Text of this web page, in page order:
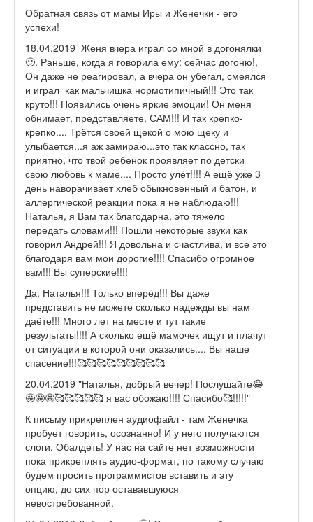
Обратная связь от мамы Иры и Женечки - его
успехи!
18.04.2019 Женя вчера играл со мной в догонялки
🙂. Раньше, когда я говорила ему: сейчас догоню!,
Он даже не реагировал, а вчера он убегал, смеялся
и играл как мальчишка нормотипичный!!! Это так
круто!!! Появились очень яркие эмоции! Он меня
обнимает, представляете, САМ!!! И так крепко-
крепко.... Трётся своей щекой о мою щеку и
улыбается...я аж замираю...это так классно, так
приятно, что твой ребенок проявляет по детски
свою любовь к маме.... Просто улёт!!!! А ещё уже 3
день наворачивает хлеб обыкновенный и батон, и
аллергической реакции пока я не наблюдаю!!!
Наталья, я Вам так благодарна, это тяжело
передать словами!!! Пошли некоторые звуки как
говорил Андрей!!! Я довольна и счастлива, и все это
благодаря вам мои дорогие!!!! Спасибо огромное
вам!!! Вы суперские!!!!
Да, Наталья!!! Только вперёд!!! Вы даже
представить не можете сколько надежды вы нам
даёте!!! Много лет на месте и тут такие
результаты!!!! А сколько ещё мамочек ищут и плачут
от ситуации в которой они оказались.... Вы наше
спасение!!!🥰🥰🥰🥰🥰🥰🥰🥰🥰
20.04.2019 "Наталья, добрый вечер! Послушайте😂
🤩🤩🤩🥰🥰🥰🥰🥰 я вас обожаю!!!! Спасибо🥰!!!!!"
К письму прикреплен аудиофайл - там Женечка
пробует говорить, осознанно! И у него получаются
слоги. Обалдеть! У нас на сайте нет возможности
пока прикреплять аудио-формат, по такому случаю
будем просить программистов вставить и эту
опцию, до сих пор остававшуюся
невостребованной.